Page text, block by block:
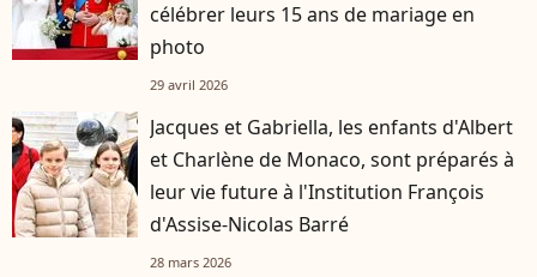
célébrer leurs 15 ans de mariage en
photo
29 avril 2026
Jacques et Gabriella, les enfants d'Albert
et Charlène de Monaco, sont préparés à
leur vie future à l'Institution François
d'Assise-Nicolas Barré
28 mars 2026